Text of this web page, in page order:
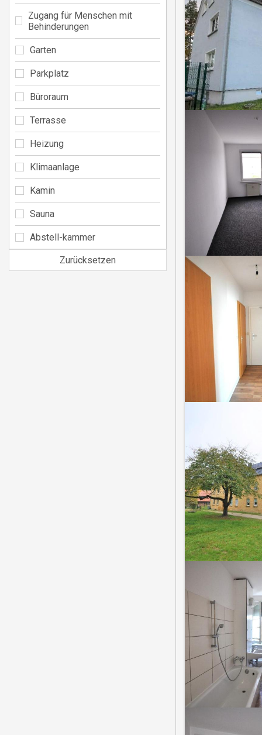
Zugang für Menschen mit
Behinderungen
Garten
Parkplatz
Büroraum
Terrasse
Heizung
Klimaanlage
Kamin
Sauna
Abstell-kammer
Zurücksetzen